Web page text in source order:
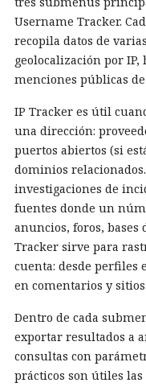
Username Tracker.
recopila datos de
geolocalización por
menciones públicas
IP Tracker es útil
una dirección:
puertos abiertos (si
dominios
investigaciones de
fuentes donde un
anuncios, foros, bases
Tracker sirve para
cuenta: desde perfiles
en comentarios y
Dentro de cada
exportar resultados a
consultas con
prácticos son útiles